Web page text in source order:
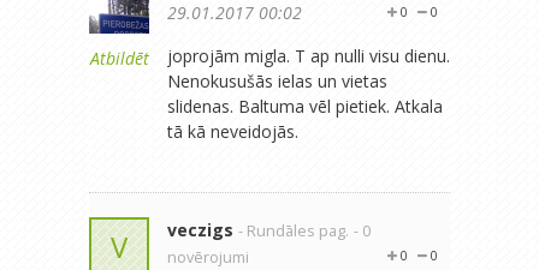
Atbildēt
0
0
29.01.2017 00:02
joprojām migla. T ap nulli visu dienu.
Nenokusušās ielas un vietas
slidenas. Baltuma vēl pietiek. Atkala
tā kā neveidojās.
V veczigs - Rundāles pag. - 0
novērojumi
0
0